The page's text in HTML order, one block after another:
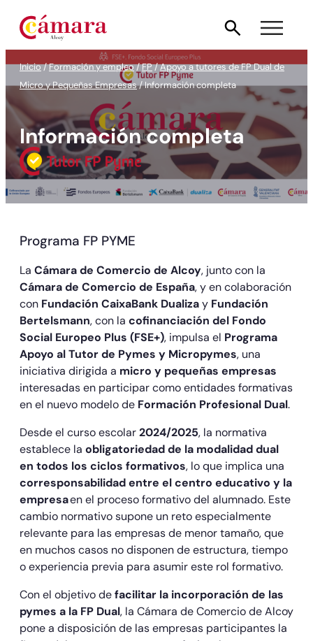
Saltar
contenido
Inicio/Formación y empleo/FP/Apoyo a tutores de FP Dual de
Micro y Pequeñas Empresas/Información completa
Información completa
Programa FP PYME
La Cámara de Comercio de Alcoy, junto con la
Cámara de Comercio de España, y en colaboración
con Fundación CaixaBank Dualizay Fundación
Bertelsmann, con la cofinanciación del Fondo
Social Europeo Plus (FSE+), impulsa el Programa
Apoyo al Tutor de Pymes y Micropymes, una
iniciativa dirigida a micro y pequeñas empresas
interesadas en participar como entidades formativas
en el nuevo modelo de Formación Profesional Dual.
Desde el curso escolar2024/2025, la normativa
establece la obligatoriedad de la modalidad dual
en todos los ciclos formativos, lo que implica una
corresponsabilidad entre el centro educativo y la
empresaen el proceso formativo del alumnado. Este
cambio normativo supone un reto especialmente
relevante para las empresas de menor tamaño, que
en muchos casos no disponen de estructura, tiempo
o experiencia previa para asumir este rol formativo.
Con el objetivo defacilitar la incorporación de las
pymes a la FP Dual, la Cámara de Comercio de Alcoy
pone a disposición de las empresas participantes la